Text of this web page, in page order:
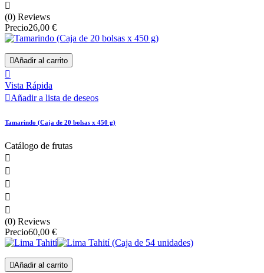

(0) Reviews
Precio26,00 €
Añadir al carrito

Vista Rápida
Añadir a lista de deseos
Tamarindo (Caja de 20 bolsas x 450 g)
Catálogo de frutas





(0) Reviews
Precio60,00 €
Añadir al carrito